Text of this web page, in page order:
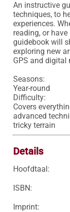
An instructive
techniques, to
experiences.
reading, or
guidebook will
exploring new
GPS and digital
Seasons:
Year-round
Difficulty:
Covers
advanced
tricky terrain
Details
Hoofdtaal:
ISBN:
Imprint: